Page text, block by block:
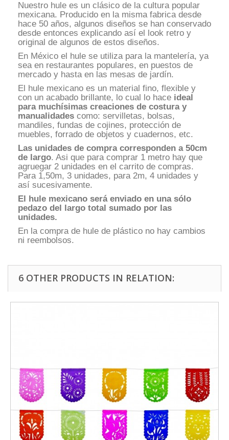
Nuestro hule es un clásico de la cultura popular
mexicana. Producido en la misma fabrica desde
hace 50 años, algunos diseños se han conservado
desde entonces explicando así el look retro y
original de algunos de estos diseños.
En México el hule se utiliza para la mantelería, ya
sea en restaurantes populares, en puestos de
mercado y hasta en las mesas de jardín.
El hule mexicano es un material fino, flexible y
con un acabado brillante, lo cual lo hace ideal
para muchísimas creaciones de costura y
manualidades como: servilletas, bolsas,
mandiles, fundas de cojines, protección de
muebles, forrado de objetos y cuadernos, etc.
Las unidades de compra corresponden a 50cm
de largo. Asi que para comprar 1 metro hay que
agruegar 2 unidades en el carrito de compras.
Para 1,50m, 3 unidades, para 2m, 4 unidades y
así sucesivamente.
El hule mexicano será enviado en una sólo
pedazo del largo total sumado por las
unidades.
En la compra de hule de plástico no hay cambios
ni reembolsos.
6 OTHER PRODUCTS IN RELATION: